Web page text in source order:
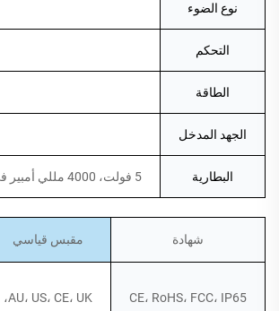
نوع الضوء
التحكم
الطاقة
الجهد المدخل
البطارية 5 فولت، 4000 مللي أمبير في الساعة، قابلة لإعادة الشحن، تعمل لمدة 6-8 ساعات وتستمر في العمل من 8 إلى 12 ساعة، ووقت الاستعداد 7 أشهر.
شهادة مقبس قياسي
CE، RoHS، FCC، IP65 AU، US، CE، UK،